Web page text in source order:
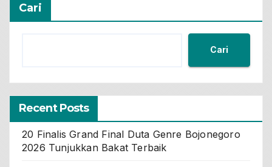
Cari
Cari
Recent Posts
20 Finalis Grand Final Duta Genre Bojonegoro
2026 Tunjukkan Bakat Terbaik